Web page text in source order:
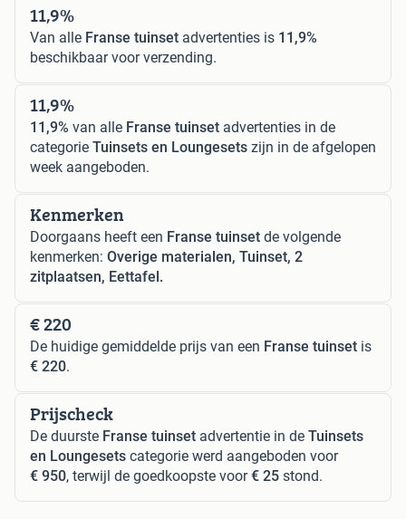
11,9%
Van alle Franse tuinset advertenties is 11,9%
beschikbaar voor verzending.
11,9%
11,9% van alle Franse tuinset advertenties in de
categorie Tuinsets en Loungesets zijn in de afgelopen
week aangeboden.
Kenmerken
Doorgaans heeft een Franse tuinset de volgende
kenmerken: Overige materialen, Tuinset, 2
zitplaatsen, Eettafel.
€ 220
De huidige gemiddelde prijs van een Franse tuinset is
€ 220.
Prijscheck
De duurste Franse tuinset advertentie in de Tuinsets
en Loungesets categorie werd aangeboden voor
€ 950, terwijl de goedkoopste voor€ 25 stond.